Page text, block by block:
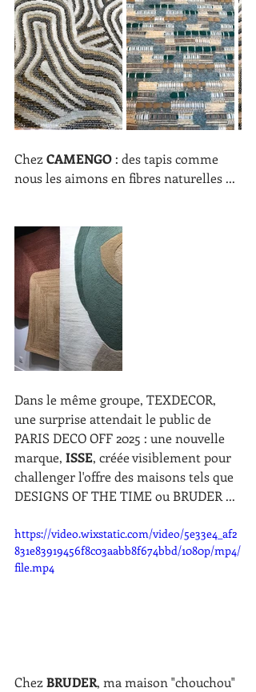
Chez CAMENGO : des tapis comme
nous les aimons en fibres naturelles ...
Dans le même groupe, TEXDECOR,
une surprise attendait le public de
PARIS DECO OFF 2025 : une nouvelle
marque, ISSE, créée visiblement pour
challenger l'offre des maisons tels que
DESIGNS OF THE TIME ou BRUDER ...
https://video.wixstatic.com/video/5e33e4_af2
831e83919456f8c03aabb8f674bbd/1080p/mp4/
file.mp4
Chez BRUDER, ma maison "chouchou"